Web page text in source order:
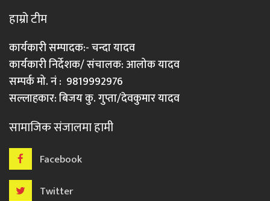
हाम्रो टीम
कार्यकारी सम्पादक:- चन्दा यादव
कार्यकारी निर्देशक/ संचालक: आलोक यादव
सम्पर्क मो. नं : 9819992976
सल्लाहकार: बिजय कु. गुप्ता/देवकुमार यादव
सामाजिक संजालमा हामी
Facebook
Twitter